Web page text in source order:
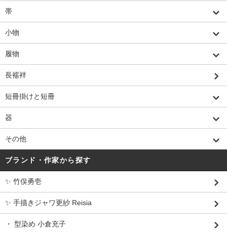
帯
小物
履物
長襦袢
短冊掛けと短冊
器
その他
ブランド・作家から探す
✨ 竹俣勇壱
✨ 手描きジャワ更紗 Reisia
・ 型染め 小倉充子